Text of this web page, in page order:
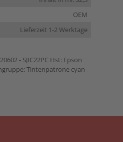
OEM
Lieferzeit 1-2 Werktage
- SJIC22PC Hst: Epson
Tintenpatrone cyan